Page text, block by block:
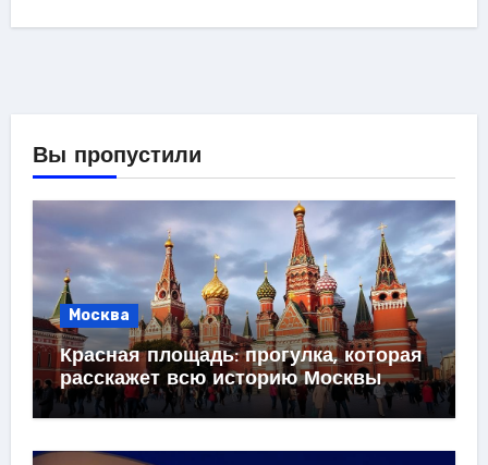
Вы пропустили
Москва
Красная площадь: прогулка, которая
расскажет всю историю Москвы